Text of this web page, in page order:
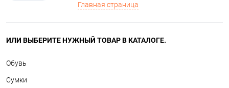
Главная страница
ИЛИ ВЫБЕРИТЕ НУЖНЫЙ ТОВАР В КАТАЛОГЕ.
Обувь
Сумки